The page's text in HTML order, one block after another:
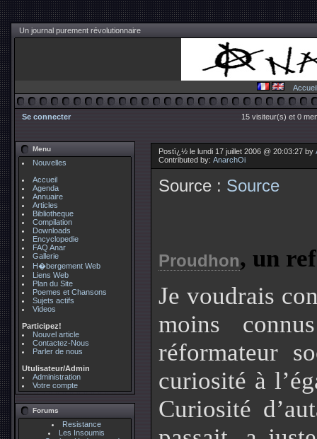
Un journal purement révolutionnaire
Accueil
Se connecter 15 visiteur(s) et 0
Menu
Nouvelles
Accueil
Agenda
Annuaire
Articles
Bibliotheque
Compilation
Downloads
Encyclopedie
FAQ Anar
Gallerie
H�bergement Web
Liens Web
Plan du Site
Poemes et Chansons
Sujets actifs
Videos
Participez!
Nouvel article
Contactez-Nous
Parler de nous
Utulisateur/Admin
Administration
Votre compte
Forums
Resistance
Les Insoumis
Postï¿½ le lundi 17 juillet 2006 @ 20:03:27 by
Contributed by: AnarchOi
Source : Source
Proudhon, un
Je voudrais
moins
réformateur
curiosité à
Curiosité